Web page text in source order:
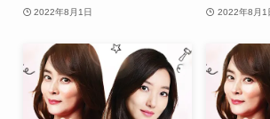
2022年8月1日 2022年8月1